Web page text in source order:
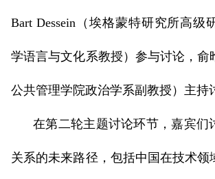
Bart Dessein（埃格蒙特研究所高级
学语言与文化系教授）参与讨论，俞
公共管理学院政治学系副教授）主持
在第二轮主题讨论环节，嘉宾们
关系的未来路径，包括中国在技术领